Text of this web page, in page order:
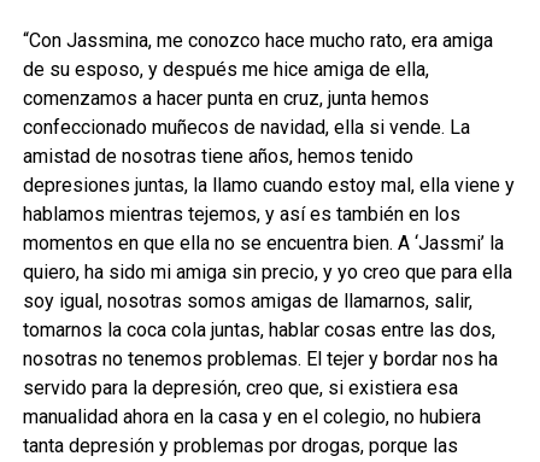
“Con Jassmina, me conozco hace mucho rato, era amiga
de su esposo, y después me hice amiga de ella,
comenzamos a hacer punta en cruz, junta hemos
confeccionado muñecos de navidad, ella si vende. La
amistad de nosotras tiene años, hemos tenido
depresiones juntas, la llamo cuando estoy mal, ella viene y
hablamos mientras tejemos, y así es también en los
momentos en que ella no se encuentra bien. A ‘Jassmi’ la
quiero, ha sido mi amiga sin precio, y yo creo que para ella
soy igual, nosotras somos amigas de llamarnos, salir,
tomarnos la coca cola juntas, hablar cosas entre las dos,
nosotras no tenemos problemas. El tejer y bordar nos ha
servido para la depresión, creo que, si existiera esa
manualidad ahora en la casa y en el colegio, no hubiera
tanta depresión y problemas por drogas, porque las